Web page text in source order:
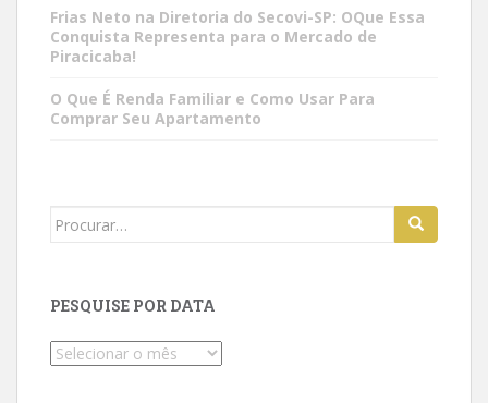
Frias Neto na Diretoria do Secovi-SP: OQue Essa
Conquista Representa para o Mercado de
Piracicaba!
O Que É Renda Familiar e Como Usar Para
Comprar Seu Apartamento
Search
PESQUISE POR DATA
Pesquise